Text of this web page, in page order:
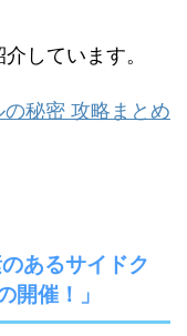
しています。
の秘密 攻略まとめ
あるサイドク
催！」